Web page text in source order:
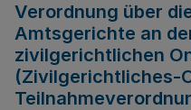
Verordnung über
Amtsgerichte an
zivilgerichtlichen
(Zivilgerichtliches-